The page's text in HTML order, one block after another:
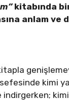
kitabında
anlam ve
kimi